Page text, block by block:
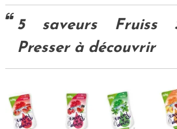
5 saveurs Fruiss
Presser à découvrir